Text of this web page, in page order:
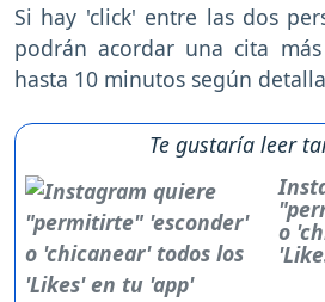
Si hay 'click' entre las dos
podrán acordar una cita
hasta 10 minutos según detalla
Te gustaría leer
o